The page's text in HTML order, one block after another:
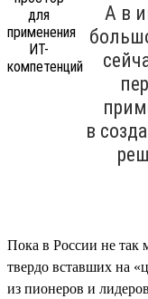
А в
в
Пока в России не так
твердо вставших на
из пионеров и